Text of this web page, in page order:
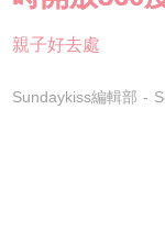
親子好去處
Sundaykiss編輯部